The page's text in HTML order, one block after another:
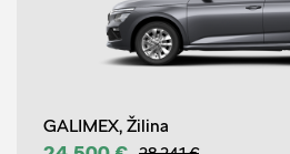
GALIMEX, Žilina